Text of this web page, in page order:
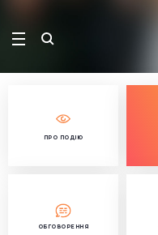
ПРО ПОДІЮ
ОБГОВОРЕННЯ